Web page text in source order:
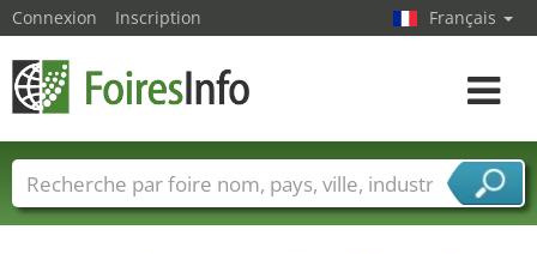
Connexion Inscription Français
Toggle
Foire noms Pays Villes
Secteurs de foire